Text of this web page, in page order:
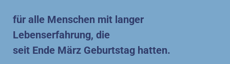
für alle Menschen mit langer
Lebenserfahrung, die
seit Ende März Geburtstag hatten.